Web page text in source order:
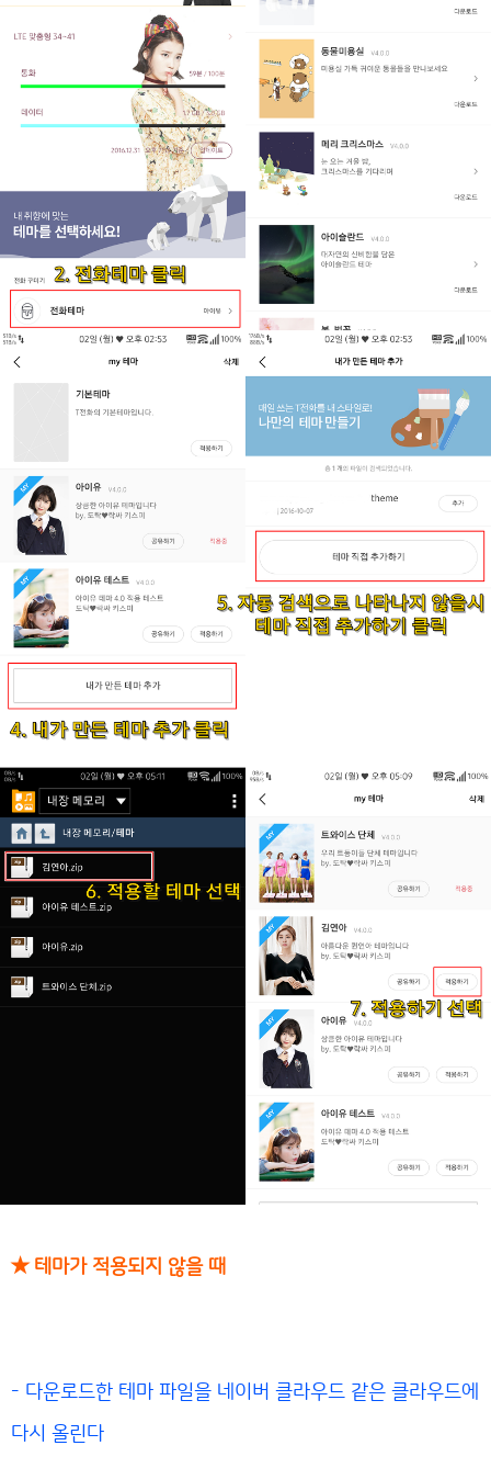
★ 테마가 적용되지 않을 때
- 다운로드한 테마 파일을 네이버 클라우드 같은 클라우드에
다시 올린다